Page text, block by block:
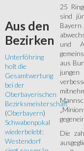
25
sind
Bayern
und
aus
Die
Aus den
Bezirken
Unterföhring
holt die
Gesamtwertung
bei der
Oberbayerischen
Bezirksmeisterschaft
(Oberbayern)
Schwabenpokal
wiederbelebt:
Westendorf